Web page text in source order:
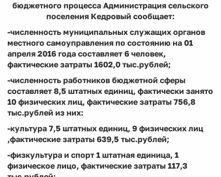
бюджетного процесса Администрация сельского
поселения Кедровый сообщает:
-численность муниципальных служащих органов
местного самоуправления по состоянию на 01
апреля 2016 года составляет 6 человек,
фактические затраты 1602,0 тыс.рублей;
-численность работников бюджетной сферы
составляет 8,5 штатных единиц, фактически занято
10 физических лиц, фактические затраты 756,8
тыс.рублей из них:
-культура 7,5 штатных единиц, 9 физических лиц
,фактические затраты 639,5 тыс.рублей;
-физкультура и спорт 1 штатная единица, 1
физическое лицо, фактические затраты 117,3